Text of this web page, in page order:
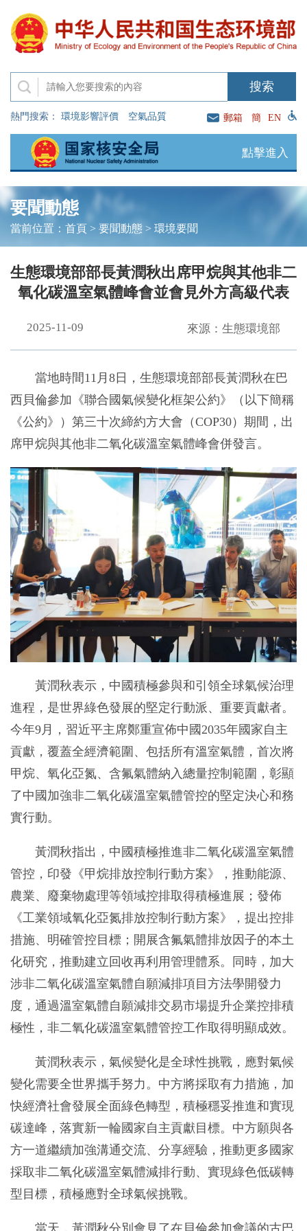
熱門搜索： 環境影響評價 空氣品質 郵箱 簡 EN
點擊進入
要聞動態
當前位置： 首頁> 要聞動態> 環境要聞
生態環境部部長黃潤秋出席甲烷與其他非二
氧化碳溫室氣體峰會並會見外方高級代表
2025-11-09 來源：生態環境部
當地時間11月8日，生態環境部部長黃潤秋在巴
西貝倫參加《聯合國氣候變化框架公約》（以下簡稱
《公約》）第三十次締約方大會（COP30）期間，出
席甲烷與其他非二氧化碳溫室氣體峰會併發言。
黃潤秋表示，中國積極參與和引領全球氣候治理
進程，是世界綠色發展的堅定行動派、重要貢獻者。
今年9月，習近平主席鄭重宣佈中國2035年國家自主
貢獻，覆蓋全經濟範圍、包括所有溫室氣體，首次將
甲烷、氧化亞氮、含氟氣體納入總量控制範圍，彰顯
了中國加強非二氧化碳溫室氣體管控的堅定決心和務
實行動。
黃潤秋指出，中國積極推進非二氧化碳溫室氣體
管控，印發《甲烷排放控制行動方案》，推動能源、
農業、廢棄物處理等領域控排取得積極進展；發佈
《工業領域氧化亞氮排放控制行動方案》，提出控排
措施、明確管控目標；開展含氟氣體排放因子的本土
化研究，推動建立回收再利用管理體系。同時，加大
涉非二氧化碳溫室氣體自願減排項目方法學開發力
度，通過溫室氣體自願減排交易市場提升企業控排積
極性，非二氧化碳溫室氣體管控工作取得明顯成效。
黃潤秋表示，氣候變化是全球性挑戰，應對氣候
變化需要全世界攜手努力。中方將採取有力措施，加
快經濟社會發展全面綠色轉型，積極穩妥推進和實現
碳達峰，落實新一輪國家自主貢獻目標。中方願與各
方一道繼續加強溝通交流、分享經驗，推動更多國家
採取非二氧化碳溫室氣體減排行動、實現綠色低碳轉
型目標，積極應對全球氣候挑戰。